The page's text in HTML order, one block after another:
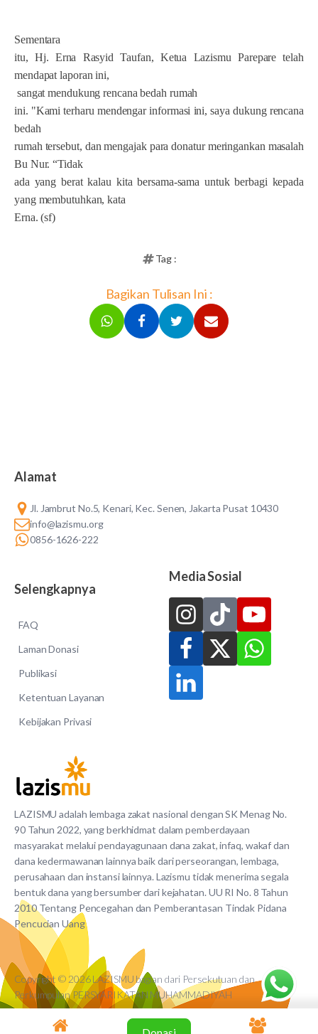
Sementara
itu, Hj. Erna Rasyid Taufan, Ketua Lazismu Parepare telah
mendapat laporan ini,
sangat mendukung rencana bedah rumah
ini. "Kami terharu mendengar informasi ini, saya dukung rencana
bedah
rumah tersebut, dan mengajak para donatur meringankan masalah
Bu Nur. “Tidak
ada yang berat kalau kita bersama-sama untuk berbagi kepada
yang membutuhkan, kata
Erna. (sf)
Tag :
Bagikan Tulisan Ini :
LAZISMU adalah lembaga zakat nasional dengan SK Menag No.
90 Tahun 2022, yang berkhidmat dalam pemberdayaan
masyarakat melalui pendayagunaan dana zakat, infaq, wakaf dan
dana kedermawanan lainnya baik dari perseorangan, lembaga,
perusahaan dan instansi lainnya. Lazismu tidak menerima segala
bentuk dana yang bersumber dari kejahatan. UU RI No. 8 Tahun
2010 Tentang Pencegahan dan Pemberantasan Tindak Pidana
Pencucian Uang
Alamat
Jl. Jambrut No.5, Kenari, Kec. Senen, Jakarta Pusat 10430
info@lazismu.org
0856-1626-222
Selengkapnya
FAQ
Laman Donasi
Publikasi
Ketentuan Layanan
Kebijakan Privasi
Media Sosial
Copyright © 2026 LAZISMU bagian dari Persekutuan dan
Perkumpulan PERSYARIKATAN MUHAMMADIYAH